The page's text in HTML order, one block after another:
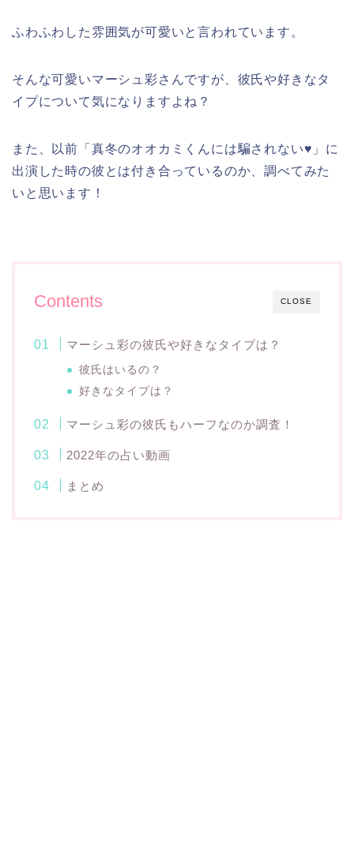
ふわふわした雰囲気が可愛いと言われています。
そんな可愛いマーシュ彩さんですが、彼氏や好きなタ
イプについて気になりますよね？
また、以前「真冬のオオカミくんには騙されない♥」に
出演した時の彼とは付き合っているのか、調べてみた
いと思います！
CLOSE
Contents
マーシュ彩の彼氏や好きなタイプは？
彼氏はいるの？
好きなタイプは？
マーシュ彩の彼氏もハーフなのか調査！
2022年の占い動画
まとめ